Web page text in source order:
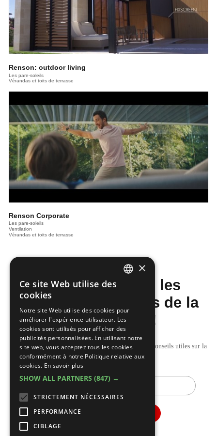
Renson: outdoor living
Les pare-soleils
Vérandas et toits de terrasse
Renson Corporate
Les pare-soleils
Ventilation
Vérandas et toits de terrasse
Ne manquez pas les
dernières nouvelles de la
construction!
Recevez nos mises à jour hebdomadaires pleines de conseils utiles sur la
construction et la rénovation.
E-
×
Ce site Web utilise des
cookies
Notre site Web utilise des cookies pour
améliorer l'expérience utilisateur. Les
cookies sont utilisés pour afficher des
publicités personnalisées. En utilisant notre
site web, vous acceptez tous les cookies
conformément à notre Politique relative aux
cookies. En savoir plus
SHOW ALL PARTNERS (847) →
STRICTEMENT NÉCESSAIRES
PERFORMANCE
CIBLAGE